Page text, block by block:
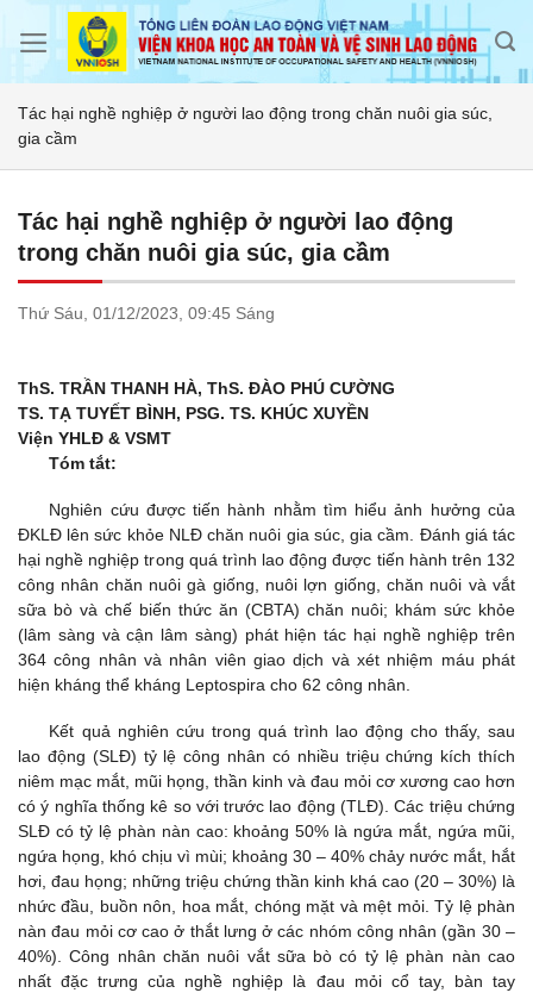
Tác hại nghề nghiệp ở người lao động trong chăn nuôi gia súc,
gia cầm
Tác hại nghề nghiệp ở người lao động
trong chăn nuôi gia súc, gia cầm
Thứ Sáu, 01/12/2023, 09:45 Sáng
ThS. TRẦN THANH HÀ, ThS. ĐÀO PHÚ CƯỜNG
TS. TẠ TUYẾT BÌNH, PSG. TS. KHÚC XUYỀN
Viện YHLĐ & VSMT
Tóm tắt:
Nghiên cứu được tiến hành nhằm tìm hiểu ảnh hưởng của
ĐKLĐ lên sức khỏe NLĐ chăn nuôi gia súc, gia cầm. Đánh giá tác
hại nghề nghiệp trong quá trình lao động được tiến hành trên 132
công nhân chăn nuôi gà giống, nuôi lợn giống, chăn nuôi và vắt
sữa bò và chế biến thức ăn (CBTA) chăn nuôi; khám sức khỏe
(lâm sàng và cận lâm sàng) phát hiện tác hại nghề nghiệp trên
364 công nhân và nhân viên giao dịch và xét nhiệm máu phát
hiện kháng thể kháng Leptospira cho 62 công nhân.
Kết quả nghiên cứu trong quá trình lao động cho thấy, sau
lao động (SLĐ) tỷ lệ công nhân có nhiều triệu chứng kích thích
niêm mạc mắt, mũi họng, thần kinh và đau mỏi cơ xương cao hơn
có ý nghĩa thống kê so với trước lao động (TLĐ). Các triệu chứng
SLĐ có tỷ lệ phàn nàn cao: khoảng 50% là ngứa mắt, ngứa mũi,
ngứa họng, khó chịu vì mùi; khoảng 30 – 40% chảy nước mắt, hắt
hơi, đau họng; những triệu chứng thần kinh khá cao (20 – 30%) là
nhức đầu, buồn nôn, hoa mắt, chóng mặt và mệt mỏi. Tỷ lệ phàn
nàn đau mỏi cơ cao ở thắt lưng ở các nhóm công nhân (gần 30 –
40%). Công nhân chăn nuôi vắt sữa bò có tỷ lệ phàn nàn cao
nhất đặc trưng của nghề nghiệp là đau mỏi cổ tay, bàn tay